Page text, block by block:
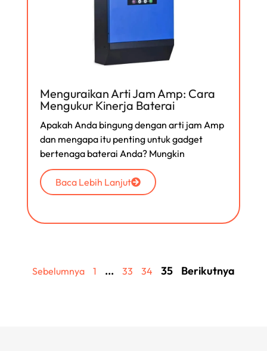
Menguraikan Arti Jam Amp: Cara
Mengukur Kinerja Baterai
Apakah Anda bingung dengan arti jam Amp
dan mengapa itu penting untuk gadget
bertenaga baterai Anda? Mungkin
Baca Lebih Lanjut
Sebelumnya 1 ... 33 34 35 Berikutnya